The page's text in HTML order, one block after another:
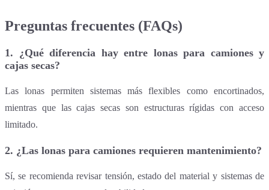
Preguntas frecuentes (FAQs)
1. ¿Qué diferencia hay entre lonas para camiones y
cajas secas?
Las lonas permiten sistemas más flexibles como encortinados,
mientras que las cajas secas son estructuras rígidas con acceso
limitado.
2. ¿Las lonas para camiones requieren mantenimiento?
Sí, se recomienda revisar tensión, estado del material y sistemas de